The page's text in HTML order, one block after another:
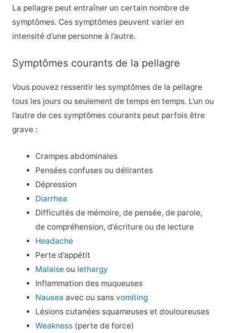
La pellagre peut entraîner un certain nombre de
symptômes. Ces symptômes peuvent varier en
intensité d’une personne à l’autre.
Symptômes courants de la pellagre
Vous pouvez ressentir les symptômes de la pellagre
tous les jours ou seulement de temps en temps. L’un ou
l’autre de ces symptômes courants peut parfois être
grave :
Crampes abdominales
Pensées confuses ou délirantes
Dépression
Diarrhea
Difficultés de mémoire, de pensée, de parole,
de compréhension, d’écriture ou de lecture
Headache
Perte d’appétit
Malaise ou lethargy
Inflammation des muqueuses
Nausea avec ou sansvomiting
Lésions cutanées squameuses et douloureuses
Weakness (perte de force)